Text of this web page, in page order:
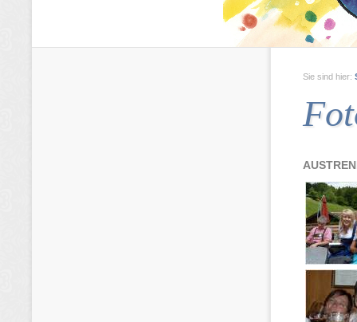
Sie sind hier: